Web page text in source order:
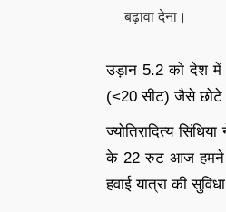
बढ़ावा देना।
उड़ान 5.2 को देश में
(<20 सीट) जैसे छोटे
ज्योतिरादित्य
के 22 रुट आज हमने
हवाई यात्रा की